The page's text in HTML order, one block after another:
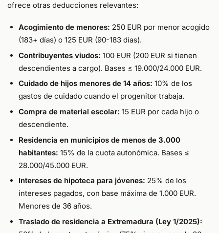
ofrece otras deducciones relevantes:
Acogimiento de menores: 250 EUR por menor acogido
(183+ días) o 125 EUR (90-183 días).
Contribuyentes viudos: 100 EUR (200 EUR si tienen
descendientes a cargo). Bases ≤ 19.000/24.000 EUR.
Cuidado de hijos menores de 14 años: 10% de los
gastos de cuidado cuando el progenitor trabaja.
Compra de material escolar: 15 EUR por cada hijo o
descendiente.
Residencia en municipios de menos de 3.000
habitantes: 15% de la cuota autonómica. Bases ≤
28.000/45.000 EUR.
Intereses de hipoteca para jóvenes: 25% de los
intereses pagados, con base máxima de 1.000 EUR.
Menores de 36 años.
Traslado de residencia a Extremadura (Ley 1/2025):